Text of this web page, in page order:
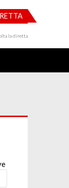
la diretta